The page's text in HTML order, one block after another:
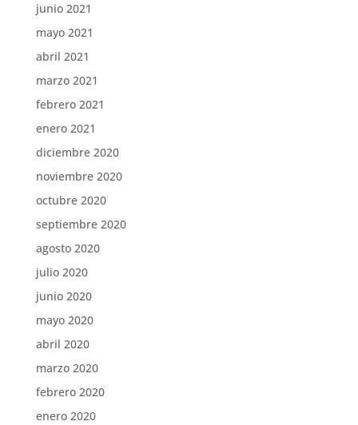
junio 2021
mayo 2021
abril 2021
marzo 2021
febrero 2021
enero 2021
diciembre 2020
noviembre 2020
octubre 2020
septiembre 2020
agosto 2020
julio 2020
junio 2020
mayo 2020
abril 2020
marzo 2020
febrero 2020
enero 2020